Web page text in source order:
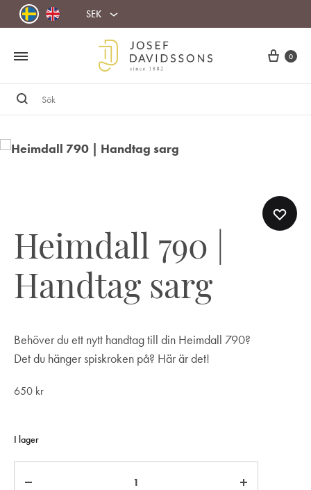
SEK
Cart
0
Sök
Heimdall 790 |
Handtag sarg
Behöver du ett nytt handtag till din Heimdall 790?
Det du hänger spiskroken på? Här är det!
650 kr
I lager